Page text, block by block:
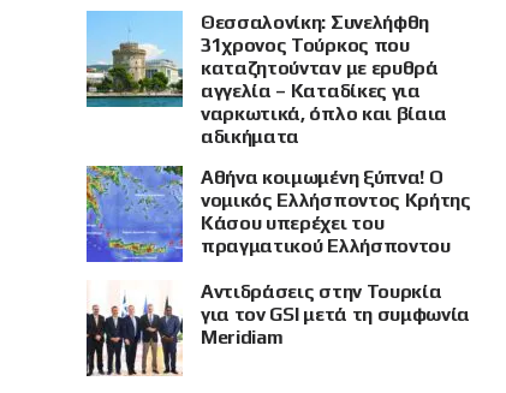
Θεσσαλονίκη: Συνελήφθη
31χρονος Τούρκος που
καταζητούνταν με ερυθρά
αγγελία – Καταδίκες για
ναρκωτικά, όπλο και βίαια
αδικήματα
Αθήνα κοιμωμένη ξύπνα! Ο
νομικός Ελλήσποντος Κρήτης
Κάσου υπερέχει του
πραγματικού Ελλήσποντου
Αντιδράσεις στην Τουρκία
για τον GSI μετά τη συμφωνία
Meridiam